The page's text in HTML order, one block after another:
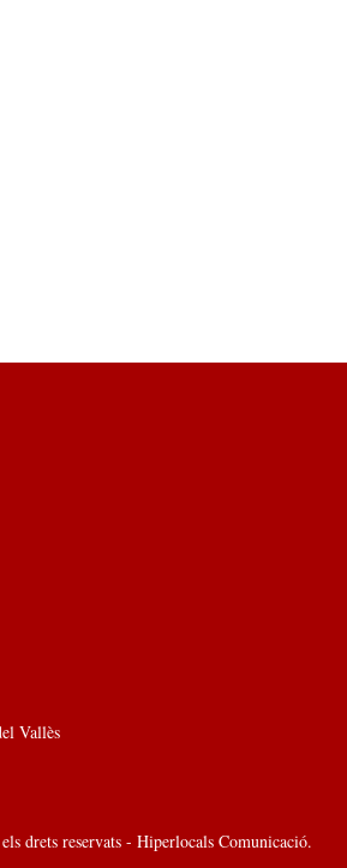
Vallès
drets reservats - Hiperlocals Comunicació.